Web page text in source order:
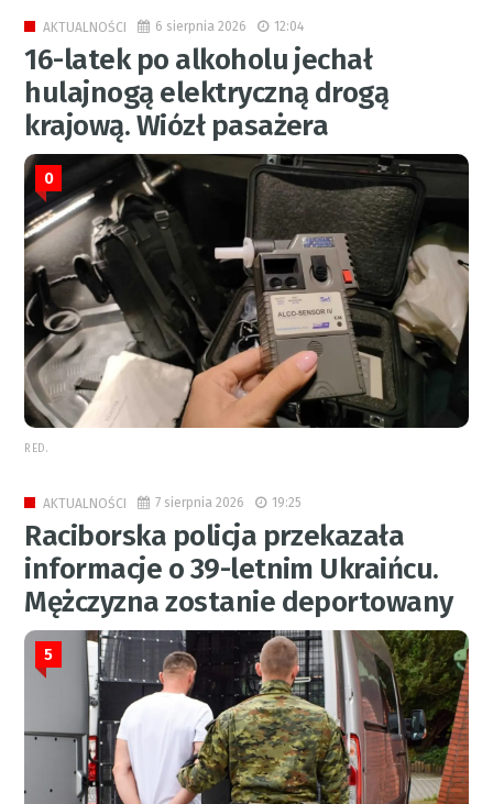
AKTUALNOŚCI 6 sierpnia 2026 12:04
16-latek po alkoholu jechał
hulajnogą elektryczną drogą
krajową. Wiózł pasażera
0
RED.
AKTUALNOŚCI 7 sierpnia 2026 19:25
Raciborska policja przekazała
informacje o 39-letnim Ukraińcu.
Mężczyzna zostanie deportowany
5